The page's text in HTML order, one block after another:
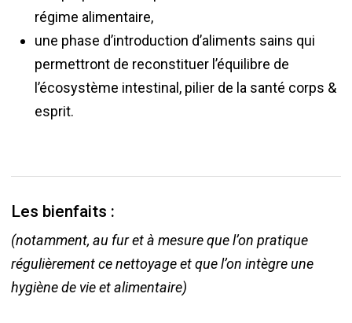
régime alimentaire,
une phase d’introduction d’aliments sains qui
permettront de reconstituer l’équilibre de
l’écosystème intestinal, pilier de la santé corps &
esprit.
Les bienfaits :
(notamment, au fur et à mesure que l’on pratique
régulièrement ce nettoyage et que l’on intègre une
hygiène de vie et alimentaire)